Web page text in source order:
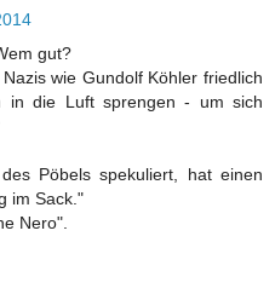
gut?
wie Gundolf Köhler friedlich
in die Luft sprengen - um sich
Pöbels spekuliert, hat einen
im Sack."
Nero".